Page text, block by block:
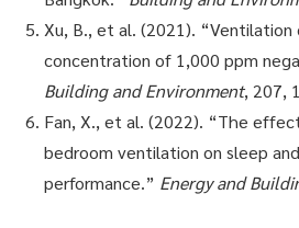
Xu, B., et al. (2021). “Ventilation
concentration of 1,000 ppm
Building and Environment, 207,
Fan, X., et al. (2022). “The
bedroom ventilation on sleep
performance.” Energy and